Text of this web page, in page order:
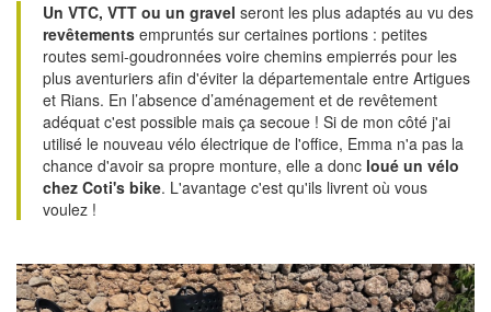
Un VTC, VTT ou un gravel seront les plus adaptés au vu des
revêtements empruntés sur certaines portions : petites
routes semi-goudronnées voire chemins empierrés pour les
plus aventuriers afin d'éviter la départementale entre Artigues
et Rians. En l’absence d’aménagement et de revêtement
adéquat c'est possible mais ça secoue ! Si de mon côté j'ai
utilisé le nouveau vélo électrique de l'office, Emma n'a pas la
chance d'avoir sa propre monture, elle a donc loué un vélo
chez Coti's bike. L'avantage c'est qu'ils livrent où vous
voulez !